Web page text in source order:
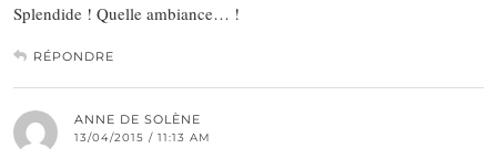
Splendide ! Quelle ambiance… !
RÉPONDRE
ANNE DE SOLÈNE
13/04/2015 / 11:13 AM